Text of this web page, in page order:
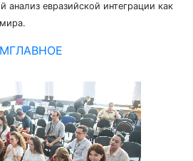
анализ евразийской интеграции как
ГЛАВНОЕ